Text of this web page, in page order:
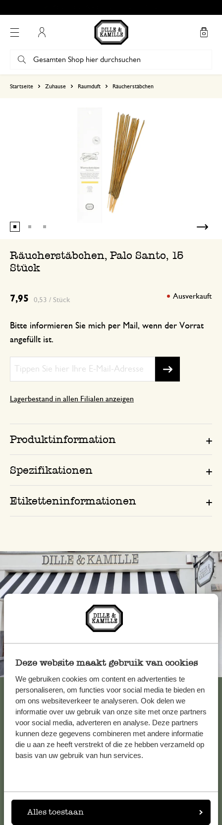
Deze website maakt gebruik van cookies
We gebruiken cookies om content en advertenties te
personaliseren, om functies voor social media te bieden en
om ons websiteverkeer te analyseren. Ook delen we
informatie over uw gebruik van onze site met onze partners
voor social media, adverteren en analyse. Deze partners
kunnen deze gegevens combineren met andere informatie
die u aan ze heeft verstrekt of die ze hebben verzameld op
basis van uw gebruik van hun services.
Alles toestaan
Startseite Zuhause Raumduft Räucherstäbchen
Räucherstäbchen, Palo Santo, 15
Stück
7,95 0,53 / Stück
Bitte informieren Sie mich per Mail, wenn der Vorrat
angefüllt ist.
Ausverkauft
Lagerbestand in allen Filialen anzeigen
Produktinformation
Spezifikationen
Etiketteninformationen
Immer in der Nähe
Alle 62 Geschäfte anzeigen
Kundenservice/Hilfe
Falls Sie Fragen haben oder Tipps und Hilfe brauchen, wenden
kundenservice@dille-kamille.de